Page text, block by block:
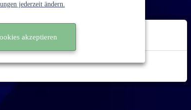
jederzeit ändern.
akzeptieren